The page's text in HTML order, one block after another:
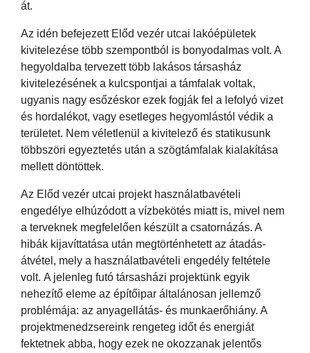
át.
Az idén befejezett Előd vezér utcai lakóépületek
kivitelezése több szempontból is bonyodalmas volt. A
hegyoldalba tervezett több lakásos társasház
kivitelezésének a kulcspontjai a támfalak voltak,
ugyanis nagy esőzéskor ezek fogják fel a lefolyó vizet
és hordalékot, vagy esetleges hegyomlástól védik a
területet. Nem véletlenül a kivitelező és statikusunk
többszöri egyeztetés után a szögtámfalak kialakítása
mellett döntöttek.
Az Előd vezér utcai projekt használatbavételi
engedélye elhúzódott a vízbekötés miatt is, mivel nem
a terveknek megfelelően készült a csatornázás. A
hibák kijavíttatása után megtörténhetett az átadás-
átvétel, mely a használatbavételi engedély feltétele
volt. A jelenleg futó társasházi projektünk egyik
nehezítő eleme az építőipar általánosan jellemző
problémája: az anyagellátás- és munkaerőhiány. A
projektmenedzsereink rengeteg időt és energiát
fektetnek abba, hogy ezek ne okozzanak jelentős